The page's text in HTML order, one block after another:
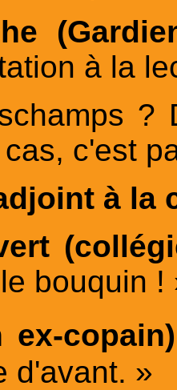
à la
?
c'est
à la
bouquin !
ex-
d'avant. »